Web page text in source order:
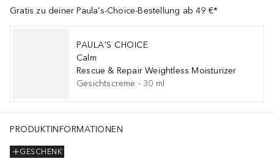
Gratis zu deiner Paula's-Choice-Bestellung ab 49 €*
PAULA'S CHOICE
Calm
Rescue & Repair Weightless Moisturizer
Gesichtscreme - 30 ml
PRODUKTINFORMATIONEN
GESCHENK